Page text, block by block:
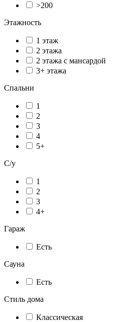
>200
Этажность
1 этаж
2 этажа
2 этажа с мансардой
3+ этажа
Спальни
1
2
3
4
5+
С/у
1
2
3
4+
Гараж
Есть
Сауна
Есть
Стиль дома
Классическая